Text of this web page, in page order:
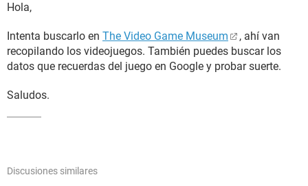
Hola,
Intenta buscarlo en The Video Game Museum
, ahí van
recopilando los videojuegos. También puedes buscar los
datos que recuerdas del juego en Google y probar suerte.
Saludos.
Discusiones similares